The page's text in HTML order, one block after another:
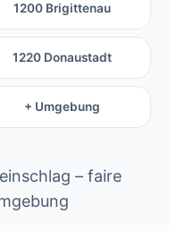
1200 Brigittenau
1220 Donaustadt
+ Umgebung
– faire